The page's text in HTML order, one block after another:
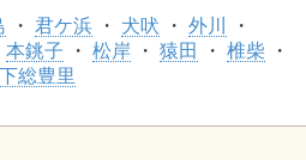
君ケ浜 犬吠
外川
本銚子 松岸 猿田
椎柴
下総豊里